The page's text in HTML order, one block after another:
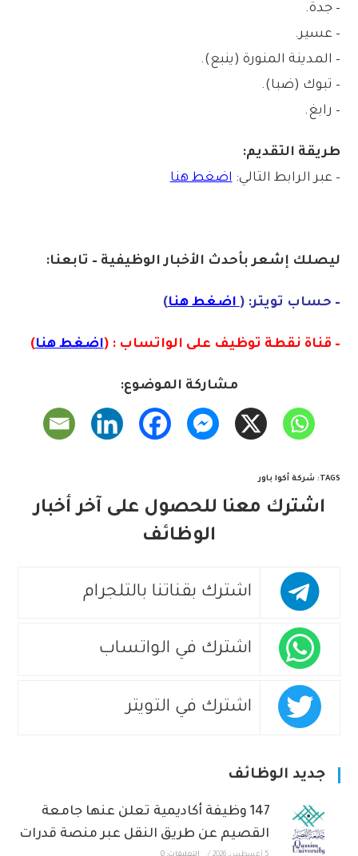
– جدة.
– عسير.
– المدينة المنورة (ينبع).
– تبوك (ضبا).
– رابغ.
طريقة التقديم:
– عبر الرابط التالي: اضغط هنا
ليصلك إشعربأحدث الأخبار الوظيفية – تابعنا:
– حساب تويتر: ( اضغط هنا)
– قناة نقطة توظيف على الواتساب : (اضغط هنا)
مشاركة الموضوع:
TAGS
: شركة أكوا باور
اشترك معنا للحصول على آخر أخبار
الوظائف
اشترك بقناتنا بالتلجرام
اشترك في الواتساب
اشترك في التويتر
جديد الوظائف
147 وظيفة أكاديمية تعلن عنها جامعة
القصيم عن طريق النقل عبر منصة قدرات